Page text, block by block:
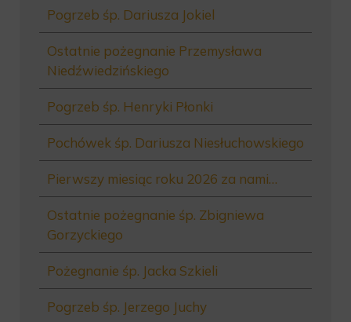
Pogrzeb śp. Dariusza Jokiel
Ostatnie pożegnanie Przemysława
Niedźwiedzińskiego
Pogrzeb śp. Henryki Płonki
Pochówek śp. Dariusza Niesłuchowskiego
Pierwszy miesiąc roku 2026 za nami…
Ostatnie pożegnanie śp. Zbigniewa
Gorzyckiego
Pożegnanie śp. Jacka Szkieli
Pogrzeb śp. Jerzego Juchy